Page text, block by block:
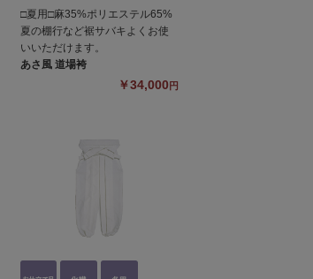
□夏用□麻35%ポリエステル65%
夏の棚行など裾サバキよくお使
いいただけます。
あさ風 道場袴
￥34,000 円